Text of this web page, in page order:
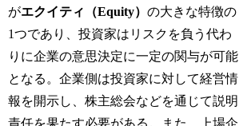
がエクイティ（Equity）の大きな特徴の
1つであり、投資家はリスクを負う代わ
りに企業の意思決定に一定の関与が可能
となる。企業側は投資家に対して経営情
報を開示し、株主総会などを通じて説明
責任を果たす必要がある。また、上場企